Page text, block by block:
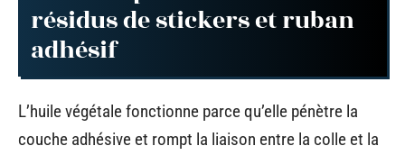
résidus de stickers et ruban
adhésif
L’huile végétale fonctionne parce qu’elle pénètre la
couche adhésive et rompt la liaison entre la colle et la